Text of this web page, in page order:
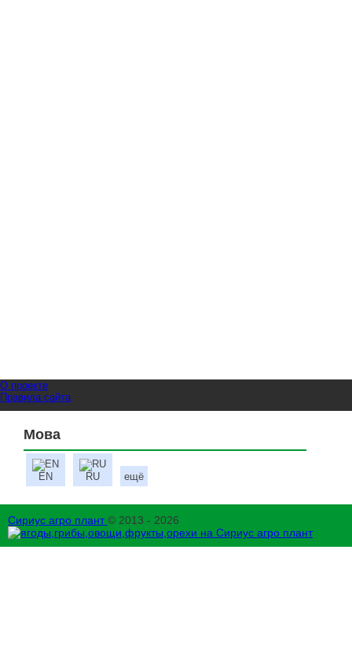
О проекте
Правила сайта
Мова
EN RU ещё
Сириус агро плант© 2013 - 2026